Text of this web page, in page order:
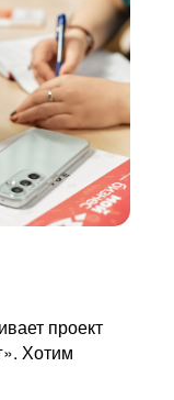
проект
Хотим